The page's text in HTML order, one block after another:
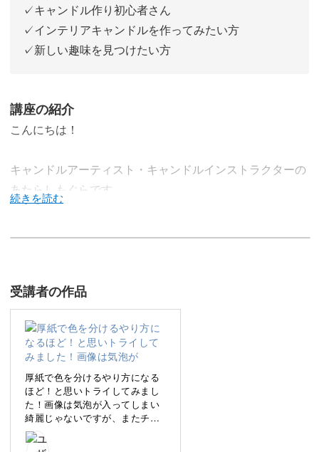
✓キャンドル作り初心者さん
✓インテリアキャンドルを作ってみたい方
✓新しい趣味を見つけたい方
講座の紹介
こんにちは！
キャンドルアーティスト・キャンドルインストラクターの
あたらしもぐらです。
ットを作る方法をお届けいたします。
きれいに仕上げるポイントを学んで、素敵なアロマタブレ
ットを作ってみましょう！
アロマタブレットってどんなもの？
受講者の作品
厚紙で色を分けるやり方になる
ほど！と思いトライしてみまし
た！画像は気泡が入ってしまい
綺麗じゃないですが、またチャ
レンジしてもっと完成度上げた
いと思います！！